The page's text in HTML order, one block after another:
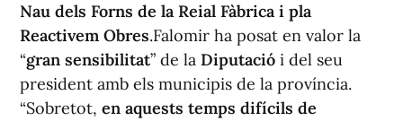
Nau dels Forns de la Reial Fàbrica i pla
Reactivem Obres.Falomir ha posat en valor la
“gran sensibilitat” de la Diputació i del seu
president amb els municipis de la província.
“Sobretot, en aquests temps difícils de